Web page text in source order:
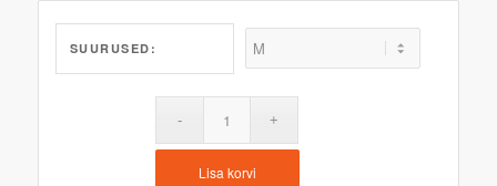
SUURUSED:
Lisa korvi